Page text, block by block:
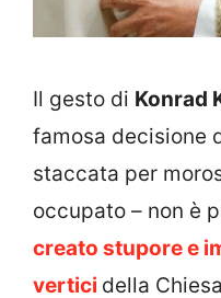
Il gesto di Konrad
famosa decisione
staccata per
occupato – non è
creato stupore e
vertici della